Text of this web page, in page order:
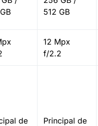
512 GB
12 Mpx
f/2.2
de
Principal de